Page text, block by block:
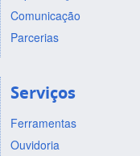
Comunicação
Parcerias
Serviços
Ferramentas
Ouvidoria